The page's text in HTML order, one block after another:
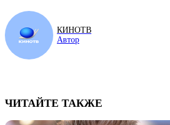
КИНОТВ
Автор
ЧИТАЙТЕ ТАКЖЕ